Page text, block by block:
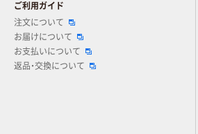
ご利用ガイド
注文について
お届けについて
お支払いについて
返品・交換について